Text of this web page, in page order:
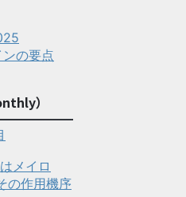
の要点
）
メイロ
の作用機序